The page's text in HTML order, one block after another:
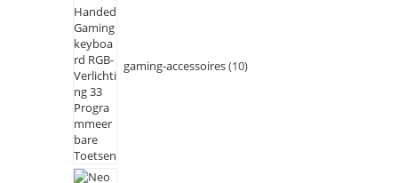
gaming-accessoires 10